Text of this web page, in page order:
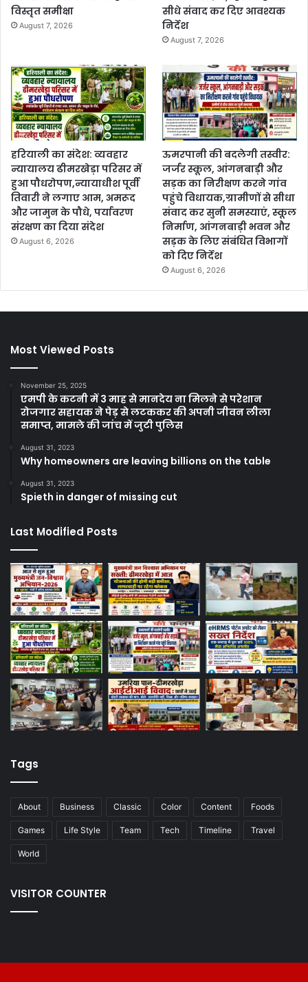
विस्तृत समीक्षा
August 7, 2026
सीधे संवाद कर दिए आवश्यक
निर्देश
August 7, 2026
हरियाली का संदेश: व्यवहार
न्यायालय ढीमरखेड़ा परिसर में
हुआ पौधरोपण,न्यायाधीश पूर्वी
तिवारी ने लगाए आम, अमरूद
और जामुन के पौधे, पर्यावरण
संरक्षण का दिया संदेश
August 6, 2026
ऊमरपानी की बदलेगी तस्वीर:
जर्जर स्कूल, आंगनबाड़ी और
सड़क का निरीक्षण करने गांव
पहुंचे विधायक,ग्रामीणों से सीधा
संवाद कर सुनी समस्याएं, स्कूल
निर्माण, आंगनबाड़ी भवन और
सड़क के लिए संबंधित विभागों
को दिए निर्देश
August 6, 2026
Most Viewed Posts
November 25, 2025
एमपी के कटनी में 3 माह से मानदेय ना मिलने से परेशान
रोजगार सहायक ने पेड़ से लटककर की अपनी जीवन लीला
समाप्त, मामले की जांच में जुटी पुलिस
August 31, 2023
Why homeowners are leaving billions on the table
August 31, 2023
Spieth in danger of missing cut
Last Modified Posts
Tags
About Business Classic Color Content Foods
Games Life Style Team Tech Timeline Travel
World
VISITOR COUNTER